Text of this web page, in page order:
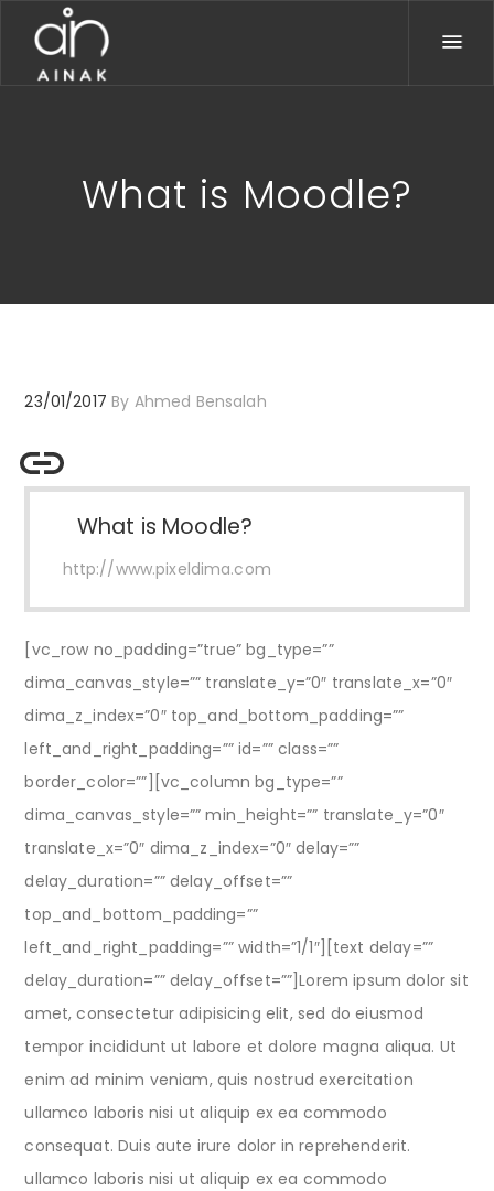
What is Moodle?
23/01/2017 By Ahmed Bensalah
What is Moodle?
http://www.pixeldima.com
[vc_row no_padding=”true” bg_type=””
dima_canvas_style=”” translate_y=”0″ translate_x=”0″
dima_z_index=”0″ top_and_bottom_padding=””
left_and_right_padding=”” id=”” class=””
border_color=””][vc_column bg_type=””
dima_canvas_style=”” min_height=”” translate_y=”0″
translate_x=”0″ dima_z_index=”0″ delay=””
delay_duration=”” delay_offset=””
top_and_bottom_padding=””
left_and_right_padding=”” width=”1/1″][text delay=””
delay_duration=”” delay_offset=””]Lorem ipsum dolor sit
amet, consectetur adipisicing elit, sed do eiusmod
tempor incididunt ut labore et dolore magna aliqua. Ut
enim ad minim veniam, quis nostrud exercitation
ullamco laboris nisi ut aliquip ex ea commodo
consequat. Duis aute irure dolor in reprehenderit.
ullamco laboris nisi ut aliquip ex ea commodo